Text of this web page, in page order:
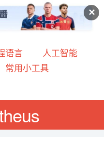
✕
语言
人工智能
常用小工具